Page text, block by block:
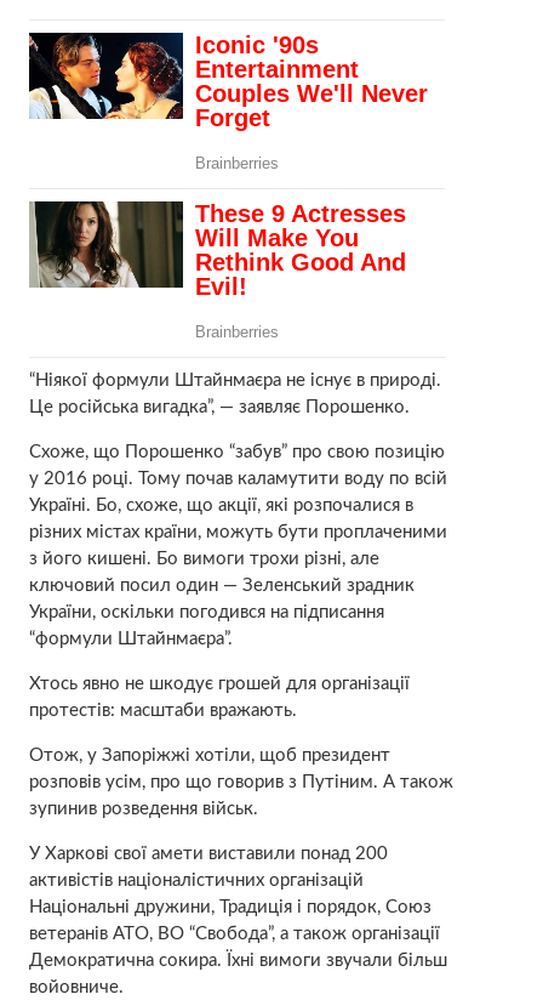
“Ніякої формули Штайнмаєра не існує в природі.
Це російська вигадка”, — заявляє Порошенко.
Схоже, що Порошенко “забув” про свою позицію
у 2016 році. Тому почав каламутити воду по всій
Україні. Бо, схоже, що акції, які розпочалися в
різних містах країни, можуть бути проплаченими
з його кишені. Бо вимоги трохи різні, але
ключовий посил один — Зеленський зрадник
України, оскільки погодився на підписання
“формули Штайнмаєра”.
Хтось явно не шкодує грошей для організації
протестів: масштаби вражають.
Отож, у Запоріжжі хотіли, щоб президент
розповів усім, про що говорив з Путіним. А також
зупинив розведення військ.
У Харкові свої амети виставили понад 200
активістів націоналістичних організацій
Національні дружини, Традиція і порядок, Союз
ветеранів АТО, ВО “Свобода”, а також організації
Демократична сокира. Їхні вимоги звучали більш
войовниче.